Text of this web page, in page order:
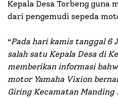
Kepala Desa Torbeng guna
dari pengemudi sepeda
“Pada hari kamis tanggal 6
salah satu Kepala Desa di
memberikan informasi
motor Yamaha Vixion
Giring Kecamatan Manding